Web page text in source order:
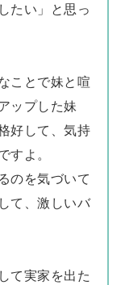
たい」と思っ
ことで妹と喧
ップした妹
好して、気持
すよ。
のを気づいて
て、激しいバ
て実家を出た